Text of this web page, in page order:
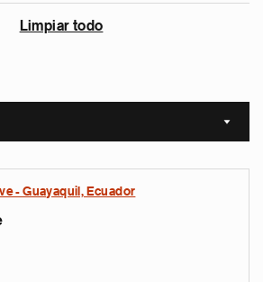
Limpiar todo
Sort
- Guayaquil, Ecuador